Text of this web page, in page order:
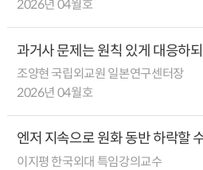
2026년 04월호
과거사 문제는 원칙 있게 대응하
공통 문제엔 긴밀한 협력을
조양현 국립외교원 일본연구센터장
2026년 04월호
엔저 지속으로 원화 동반 하락할
제한적일 것
이지평 한국외대 특임강의교수